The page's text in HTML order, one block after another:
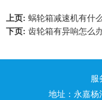
上页: 蜗轮箱减速机有什
下页: 齿轮箱有异响怎么
服
地址：永嘉杨